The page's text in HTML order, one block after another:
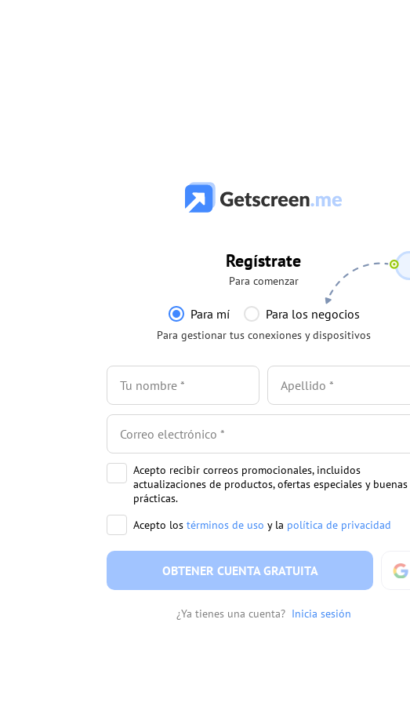
Regístrate
Para comenzar
Para mí Para los negocios
Para gestionar tus conexiones y dispositivos
Acepto recibir correos promocionales, incluidos
actualizaciones de productos, ofertas especiales y buenas
prácticas.
Acepto los términos de uso y la política de privacidad
OBTENER CUENTA GRATUITA
¿Ya tienes una cuenta? Inicia sesión